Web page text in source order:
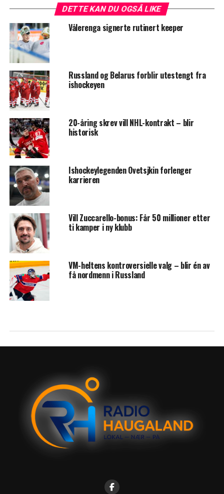
DETTE KAN DU OGSÅ LIKE
Vålerenga signerte rutinert keeper
Russland og Belarus forblir utestengt fra
ishockeyen
20-åring skrev vill NHL-kontrakt – blir
historisk
Ishockeylegenden Ovetsjkin forlenger
karrieren
Vill Zuccarello-bonus: Får 50 millioner etter
ti kamper i ny klubb
VM-heltens kontroversielle valg – blir én av
få nordmenn i Russland